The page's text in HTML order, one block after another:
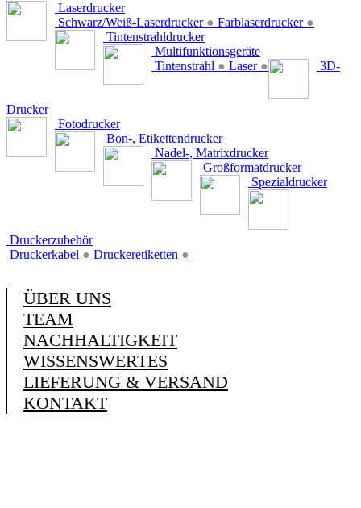
Laserdrucker
Schwarz/Weiß-Laserdrucker ● Farblaserdrucker ●
Tintenstrahldrucker
Multifunktionsgeräte
Tintenstrahl ● Laser ● 3D-
Drucker
Fotodrucker
Bon-, Etikettendrucker
Nadel-, Matrixdrucker
Großformatdrucker
Spezialdrucker
Druckerzubehör
Druckerkabel ● Druckeretiketten ●
ÜBER UNS
TEAM
NACHHALTIGKEIT
WISSENSWERTES
LIEFERUNG & VERSAND
KONTAKT